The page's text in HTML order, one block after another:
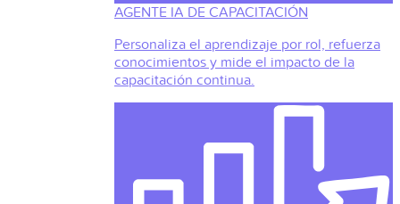
AGENTE IA DE CAPACITACIÓN
Personaliza el aprendizaje por rol, refuerza
conocimientos y mide el impacto de la
capacitación continua.